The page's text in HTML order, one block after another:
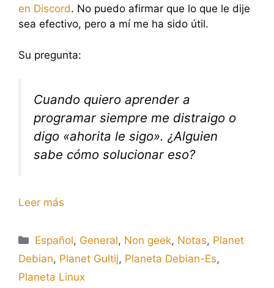
en Discord. No puedo afirmar que lo que le dije
sea efectivo, pero a mí me ha sido útil.
Su pregunta:
Cuando quiero aprender a
programar siempre me distraigo o
digo «ahorita le sigo». ¿Alguien
sabe cómo solucionar eso?
Leer más
Categorías
Español, General, Non geek, Notas, Planet
Debian, Planet Gultij, Planeta Debian-Es,
Planeta Linux